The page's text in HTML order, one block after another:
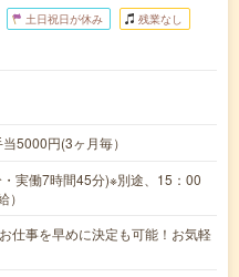
土日祝日が休み 残業なし
5000円(3ヶ月毎）
実働7時間45分)※別途、15：00
事を早めに決定も可能！お気軽